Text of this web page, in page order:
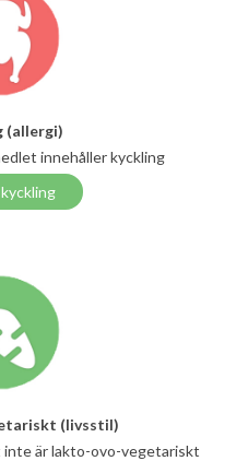
(allergi)
innehåller kyckling
(livsstil)
inte är lakto-ovo-vegetariskt